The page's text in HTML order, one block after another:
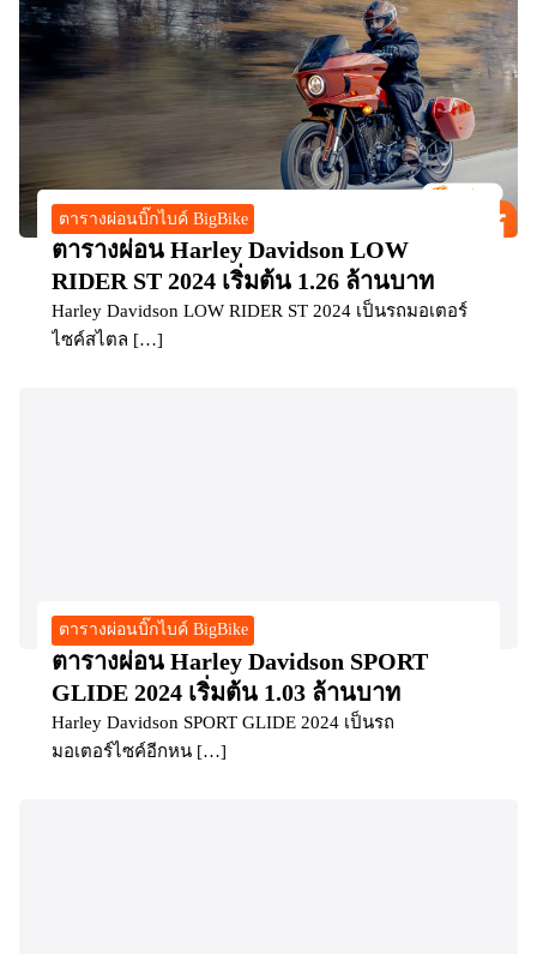
ตารางผ่อนบิ๊กไบค์ BigBike
ตารางผ่อน Harley Davidson LOW
RIDER ST 2024 เริ่มต้น 1.26 ล้านบาท
Harley Davidson LOW RIDER ST 2024 เป็นรถมอเตอร์
ไซค์สไตล […]
ตารางผ่อนบิ๊กไบค์ BigBike
ตารางผ่อน Harley Davidson SPORT
GLIDE 2024 เริ่มต้น 1.03 ล้านบาท
Harley Davidson SPORT GLIDE 2024 เป็นรถ
มอเตอร์ไซค์อีกหน […]